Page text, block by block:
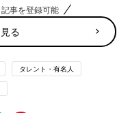
事を登録可能
る
タレント・有名人